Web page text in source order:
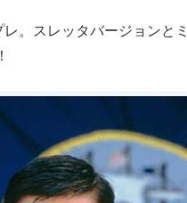
。スレッタバージョンと